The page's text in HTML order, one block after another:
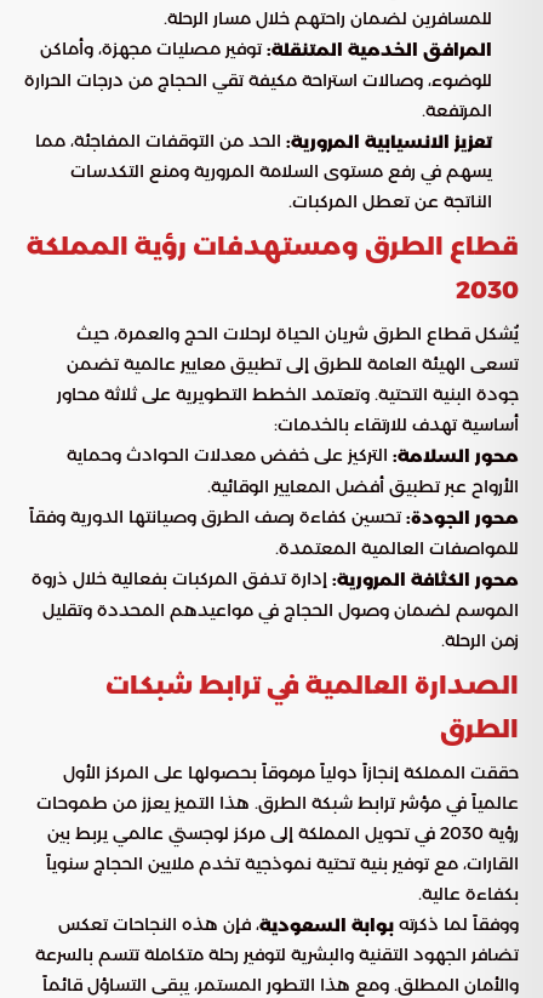
للمسافرين لضمان راحتهم خلال مسار الرحلة.
المرافق الخدمية المتنقلة:توفير مصليات مجهزة، وأماكن
للوضوء، وصالات استراحة مكيفة تقي الحجاج من درجات الحرارة
المرتفعة.
تعزيز الانسيابية المرورية: الحد من التوقفات المفاجئة، مما
يسهم في رفع مستوى السلامة المرورية ومنع التكدسات
الناتجة عن تعطل المركبات.
قطاع الطرق ومستهدفات رؤية المملكة
2030
يُشكل قطاع الطرق شريان الحياة لرحلات الحج والعمرة، حيث
تسعى الهيئة العامة للطرق إلى تطبيق معايير عالمية تضمن
جودة البنية التحتية. وتعتمد الخطط التطويرية على ثلاثة محاور
أساسية تهدف للارتقاء بالخدمات:
محور السلامة: التركيز على خفض معدلات الحوادث وحماية
الأرواح عبر تطبيق أفضل المعايير الوقائية.
محور الجودة:تحسين كفاءة رصف الطرق وصيانتها الدورية وفقاً
للمواصفات العالمية المعتمدة.
محور الكثافة المرورية: إدارة تدفق المركبات بفعالية خلال ذروة
الموسم لضمان وصول الحجاج في مواعيدهم المحددة وتقليل
زمن الرحلة.
الصدارة العالمية في ترابط شبكات
الطرق
حققت المملكة إنجازاً دولياً مرموقاً بحصولها على المركز الأول
عالمياً في مؤشر ترابط شبكة الطرق. هذا التميز يعزز من طموحات
رؤية 2030 في تحويل المملكة إلى مركز لوجستي عالمي يربط بين
القارات، مع توفير بنية تحتية نموذجية تخدم ملايين الحجاج سنوياً
بكفاءة عالية.
ووفقاً لما ذكرته بوابة السعودية، فإن هذه النجاحات تعكس
تضافر الجهود التقنية والبشرية لتوفير رحلة متكاملة تتسم بالسرعة
والأمان المطلق. ومع هذا التطور المستمر، يبقى التساؤل قائماً